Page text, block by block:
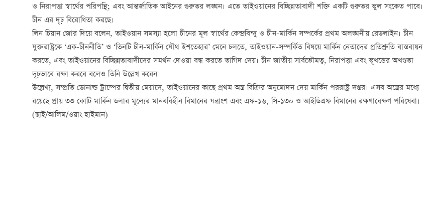
ও নিরাপত্তা স্বার্থের পরিপন্থি; এবং আন্তর্জাতিক আইনের গুরুতর লঙ্ঘন। এতে তাইওয়ানের বিচ্ছিন্নতাবাদী শক্তি একটি গুরুতর ভুল সংকেত পাবে।
চীন এর দৃঢ় বিরোধিতা করছে।
লিন চিয়ান জোর দিয়ে বলেন, তাইওয়ান সমস্যা হলো চীনের মূল স্বার্থের কেন্দ্রবিন্দু ও চীন-মার্কিন সম্পর্কের প্রথম অলঙ্ঘনীয় রেডলাইন। চীন
যুক্তরাষ্ট্রকে ‘এক-চীননীতি’ ও ‘তিনটি চীন-মার্কিন যৌথ ইশতেহার’ মেনে চলতে, তাইওয়ান-সম্পর্কিত বিষয়ে মার্কিন নেতাদের প্রতিশ্রুতি বাস্তবায়ন
করতে, এবং তাইওয়ানের বিচ্ছিন্নতাবাদীদের সমর্থন দেওয়া বন্ধ করতে তাগিদ দেয়। চীন জাতীয় সার্বভৌমত্ব, নিরাপত্তা এবং ভূখন্ডের অখণ্ডতা
দৃঢ়ভাবে রক্ষা করবে বলেও তিনি উল্লেখ করেন।
উল্লেখ্য, সম্প্রতি ডোনাল্ড ট্রাম্পের দ্বিতীয় মেয়াদে, তাইওয়ানের কাছে প্রথম অস্ত্র বিক্রির অনুমোদন দেয় মার্কিন পররাষ্ট্র দপ্তর। এসব অস্ত্রের মধ্যে
রয়েছে প্রায় ৩৩ কোটি মার্কিন ডলার মূল্যের মানববিহীন বিমানের যন্ত্রাংশ এবং এফ-১৬, সি-১৩০ ও আইডিএফ বিমানের রক্ষণাবেক্ষণ পরিষেবা।
(ছাই/আলিম/ওয়াং হাইমান)